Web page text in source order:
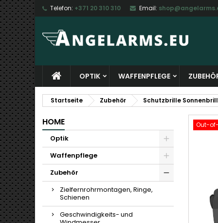
Telefon: +371 20 310 310 Email:
OPTIK WAFFENPFLEGE
Startseite Zubehör Schutzbrille
HOME
Optik
Waffenpflege
Zubehör
Zielfernrohrmontagen, Ringe,
Schienen
Geschwindigkeits- und
Out-